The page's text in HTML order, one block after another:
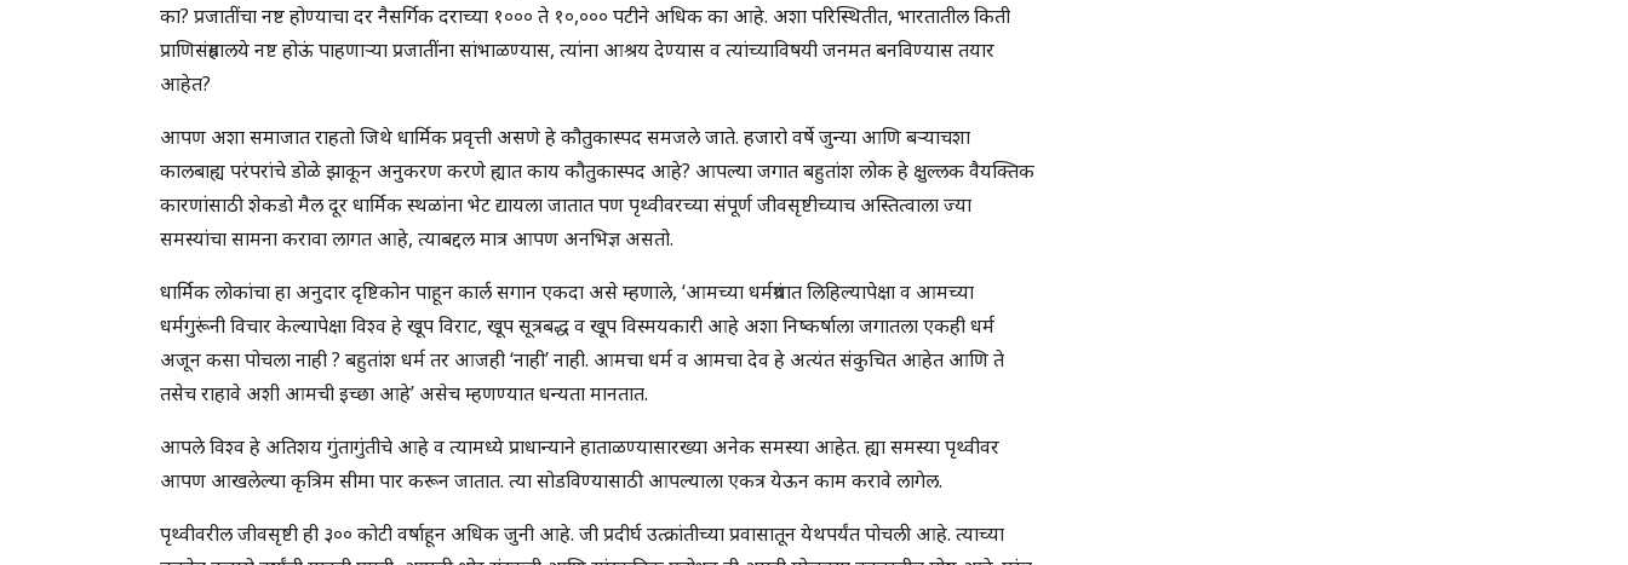
का? प्रजातींचा नष्ट होण्याचा दर नैसर्गिक दराच्या १००० ते १०,००० पटीने अधिक का आहे. अशा परिस्थितीत, भारतातील किती
प्राणिसंग्रहालये नष्ट होऊं पाहणाऱ्या प्रजातींना सांभाळण्यास, त्यांना आश्रय देण्यास व त्यांच्याविषयी जनमत बनविण्यास तयार
आहेत?
आपण अशा समाजात राहतो जिथे धार्मिक प्रवृत्ती असणे हे कौतुकास्पद समजले जाते. हजारो वर्षे जुन्या आणि बऱ्याचशा
कालबाह्य परंपरांचे डोळे झाकून अनुकरण करणे ह्यात काय कौतुकास्पद आहे? आपल्या जगात बहुतांश लोक हे क्षुल्लक वैयक्तिक
कारणांसाठी शेकडो मैल दूर धार्मिक स्थळांना भेट द्यायला जातात पण पृथ्वीवरच्या संपूर्ण जीवसृष्टीच्याच अस्तित्वाला ज्या
समस्यांचा सामना करावा लागत आहे, त्याबद्दल मात्र आपण अनभिज्ञ असतो.
धार्मिक लोकांचा हा अनुदार दृष्टिकोन पाहून कार्ल सगान एकदा असे म्हणाले, ‘आमच्या धर्मग्रंथात लिहिल्यापेक्षा व आमच्या
धर्मगुरूंनी विचार केल्यापेक्षा विश्व हे खूप विराट, खूप सूत्रबद्ध व खूप विस्मयकारी आहे अशा निष्कर्षाला जगातला एकही धर्म
अजून कसा पोचला नाही ? बहुतांश धर्म तर आजही ‘नाही’ नाही. आमचा धर्म व आमचा देव हे अत्यंत संकुचित आहेत आणि ते
तसेच राहावे अशी आमची इच्छा आहे’ असेच म्हणण्यात धन्यता मानतात.
आपले विश्व हे अतिशय गुंतागुंतीचे आहे व त्यामध्ये प्राधान्याने हाताळण्यासारख्या अनेक समस्या आहेत. ह्या समस्या पृथ्वीवर
आपण आखलेल्या कृत्रिम सीमा पार करून जातात. त्या सोडविण्यासाठी आपल्याला एकत्र येऊन काम करावे लागेल.
पृथ्वीवरील जीवसृष्टी ही ३०० कोटी वर्षाहून अधिक जुनी आहे. जी प्रदीर्घ उत्क्रांतीच्या प्रवासातून येथपर्यंत पोचली आहे. त्याच्या